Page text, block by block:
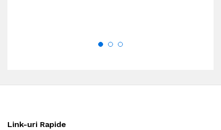
Link-uri Rapide